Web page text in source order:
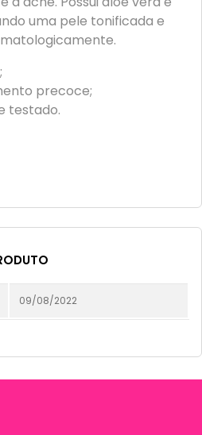
uma pele tonificada e
precoce;
testado.
09/08/2022